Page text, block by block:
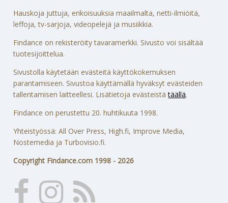
Hauskoja juttuja, erikoisuuksia maailmalta, netti-ilmiöitä,
leffoja, tv-sarjoja, videopelejä ja musiikkia.
Findance on rekisteröity tavaramerkki. Sivusto voi sisältää
tuotesijoittelua.
Sivustolla käytetään evästeitä käyttökokemuksen
parantamiseen. Sivustoa käyttämällä hyväksyt evästeiden
tallentamisen laitteellesi. Lisätietoja evästeistätäällä.
Findance on perustettu 20. huhtikuuta 1998.
Yhteistyössä: All Over Press, High.fi, Improve Media,
Nostemedia ja Turbovisio.fi.
Copyright Findance.com 1998 - 2026